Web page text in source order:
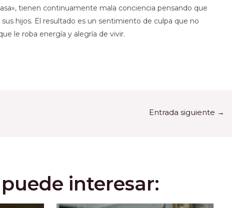
tienen continuamente mala conciencia pensando que
hijos. El resultado es un sentimiento de culpa que no
le roba energía y alegría de vivir.
Entrada siguiente →
interesar: